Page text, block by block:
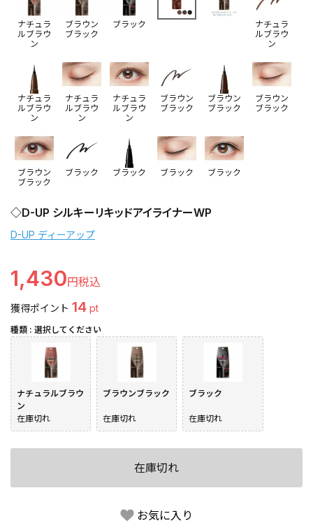
ナチュラ
ルブラウ
ン
ブラウン
ブラック
ブラック
ナチュラ
ルブラウ
ン
ナチュラ
ルブラウ
ン
ナチュラ
ルブラウ
ン
ナチュラ
ルブラウ
ン
ブラウン
ブラック
ブラウン
ブラック
ブラウン
ブラック
ブラウン
ブラック
ブラック ブラック ブラック ブラック
◇D-UP シルキーリキッドアイライナーWP
D-UP ディーアップ
1,430
獲得ポイント 14 pt
在庫切れ
種類 選択してください
ナチュラルブラウ
ン
在庫切れ
ブラウンブラック
在庫切れ
ブラック
在庫切れ
お気に入り